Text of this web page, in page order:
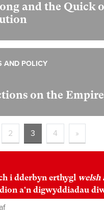
and the Quick
on the
AND POLICY
2 3 4 »
i dderbyn erthygl welsh
a'n digwyddiadau